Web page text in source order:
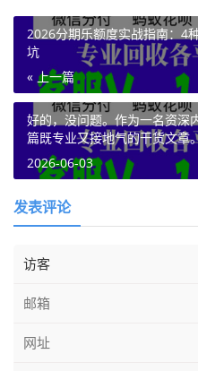
2026分期乐额度实战指南：4
坑
« 上一篇
好的，没问题。作为一名资深
篇既专业又接地气的干货文章
容。
2026-06-03
发表评论